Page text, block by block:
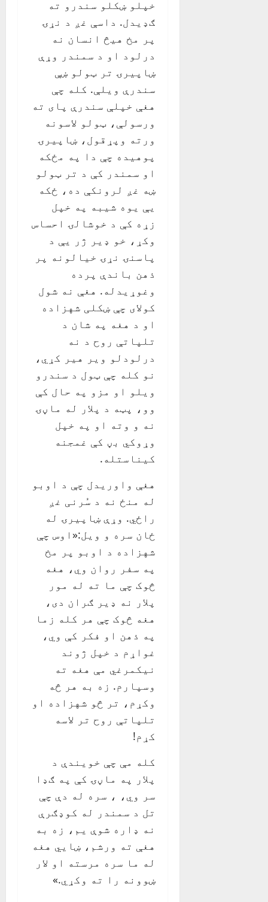
خپلو ښکلو سندرو ته
ګډیدل. داسې غږ د نړۍ
پر مخ هیڅ انسان نه
درلود او د سمندر وړې
ښاپیرۍ تر ټولو ښې
سندرې ویلې. کله چې
هغې خپلې سندرې پای ته
ورسولې، ټولو لاسونه
ورته وپړقول، ښاپیرۍ
پوهیده چې دا په مځکه
او سمندر کې د تر ټولو
ښه غږ لرونکې ده، ځکه
یې یوه شیبه په خپل
زړه کې د خوشالۍ احساس
وکړ، خو ډیر ژر یې د
پاسنۍ نړۍ خیالونه پر
ذهن باندې پرده
وغوړیدله. هغې نه شول
کولای چې ښکلی شهزاده
او د هغه په شان د
تلپاتې روح د نه
درلودلو ویر هیر کړي،
نو کله چې ټول د سندرو
ویلو او مزو په حال کې
وو، پټه د پلار له ماڼۍ
نه و وته او په خپل
وړوکي بڼ کې غمجنه
کیناستله.
هغې واوریدل چې د اوبو
له منځ نه د سُرنی غږ
راځي. وړې ښاپیرۍ له
ځان سره و ویل:«اوس چې
شهزاده د اوبو پر مخ
په سفر روان وي، هغه
څوک چې ما ته له مور
پلار نه ډیر ګران دی،
هغه څوک چې هر کله زما
په ذهن او فکر کې وي،
غواړم د خپل ژوند
نیکمرغي مې هغه ته
وسپارم. زه به هر څه
وکړم، تر څو شهزاده او
تلپاتې روح تر لاسه
کړم!
کله مې چې خویندې د
پلار په ماڼۍ کې په ګډا
سر وي، ، سره له دې چې
تل د سمندر له کوډګرې
نه ډاره شوې یم، زه به
هغې ته ورشم، ښايي هغه
له ما سره مرسته او لار
ښوونه را ته وکړي.»